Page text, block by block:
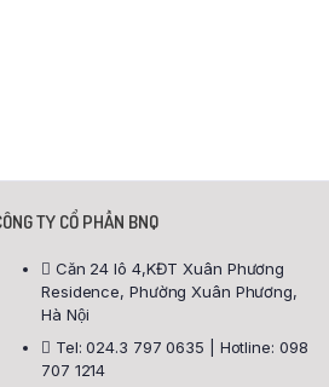
TY CỔ PHẦN BNQ
Căn 24 lô 4,KĐT Xuân Phương
Residence, Phường Xuân Phương,
Hà Nội
Tel: 024.3 797 0635 | Hotline: 098
707 1214